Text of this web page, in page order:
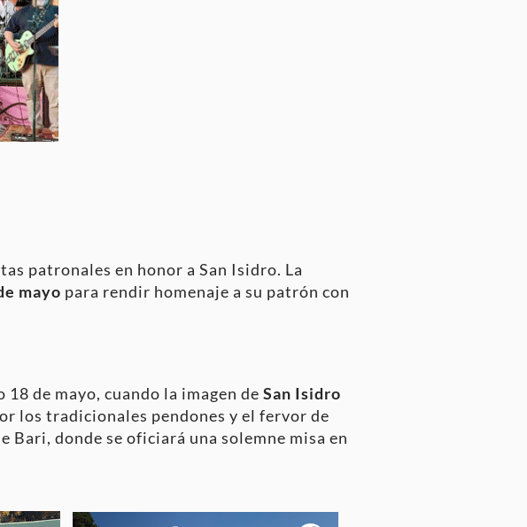
patronales en honor a San Isidro. La
mayo para rendir homenaje a su patrón con
18 de mayo, cuando la imagen de San Isidro
los tradicionales pendones y el fervor de
Bari, donde se oficiará una solemne misa en